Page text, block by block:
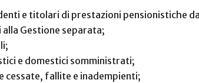
e titolari di prestazioni pensionistiche
Gestione separata;
e domestici somministrati;
cessate, fallite e inadempienti;